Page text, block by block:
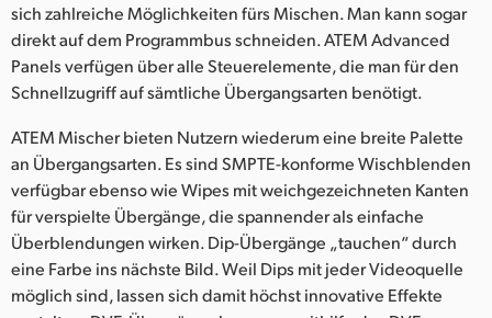
sich zahlreiche Möglichkeiten fürs Mischen. Man kann sogar
direkt auf dem Programmbus schneiden. ATEM Advanced
Panels verfügen über alle Steuerelemente, die man für den
Schnellzugriff auf sämtliche Übergangsarten benötigt.
ATEM Mischer bieten Nutzern wiederum eine breite Palette
an Übergangsarten. Es sind SMPTE-konforme Wischblenden
verfügbar ebenso wie Wipes mit weichgezeichneten Kanten
für verspielte Übergänge, die spannender als einfache
Überblendungen wirken. Dip-Übergänge „tauchen“ durch
eine Farbe ins nächste Bild. Weil Dips mit jeder Videoquelle
möglich sind, lassen sich damit höchst innovative Effekte